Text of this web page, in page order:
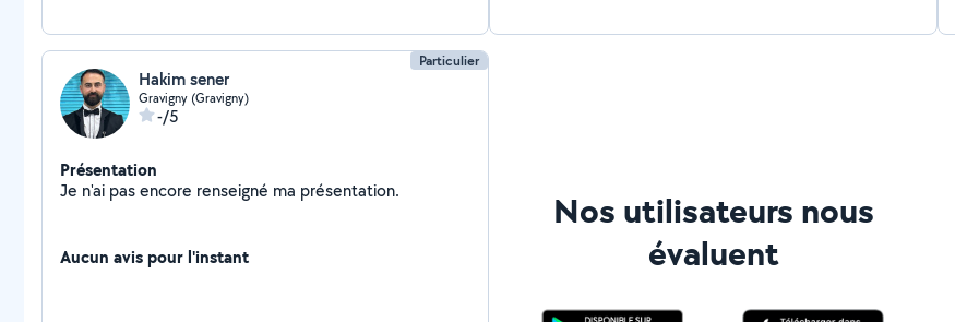
Particulier
Hakim sener
Gravigny (Gravigny)
-/5
Présentation
Je n'ai pas encore renseigné ma présentation.
Aucun avis pour l'instant
Nos utilisateurs nous
évaluent